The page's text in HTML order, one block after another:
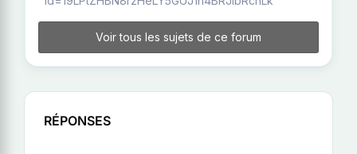
Voir tous les sujets de ce forum
RÉPONSES